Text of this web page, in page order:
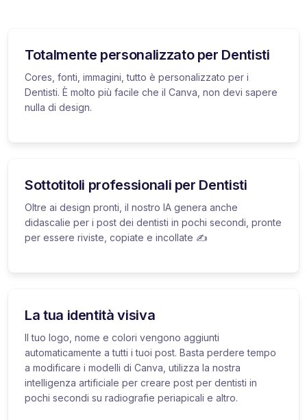
Totalmente personalizzato per Dentisti
Cores, fonti, immagini, tutto è personalizzato per i
Dentisti. È molto più facile che il Canva, non devi sapere
nulla di design.
Sottotitoli professionali per Dentisti
Oltre ai design pronti, il nostro IA genera anche
didascalie per i post dei dentisti in pochi secondi, pronte
per essere riviste, copiate e incollate ✍️
La tua identità visiva
Il tuo logo, nome e colori vengono aggiunti
automaticamente a tutti i tuoi post. Basta perdere tempo
a modificare i modelli di Canva, utilizza la nostra
intelligenza artificiale per creare post per dentisti in
pochi secondi su radiografie periapicali e altro.